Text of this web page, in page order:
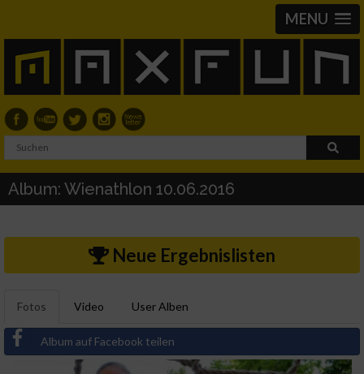
MENU
Album: Wienathlon 10.06.2016
Neue Ergebnislisten
Fotos Video User Alben
Album auf Facebook teilen